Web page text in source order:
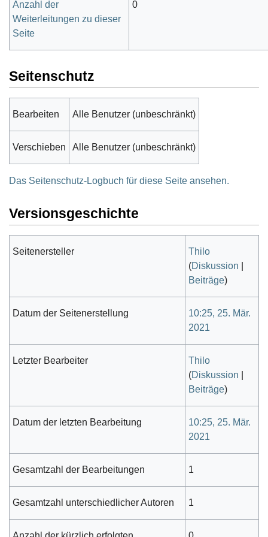
Anzahl der
Weiterleitungen zu dieser
Seite
0
Seitenschutz
Bearbeiten Alle Benutzer (unbeschränkt)
Verschieben Alle Benutzer (unbeschränkt)
Das Seitenschutz-Logbuch für diese Seite ansehen.
Versionsgeschichte
Seitenersteller
Thilo
(Diskussion
Beiträge)
Datum der Seitenerstellung
10:25, 25. Mär.
2021
Letzter Bearbeiter
Thilo
(Diskussion
Beiträge)
Datum der letzten Bearbeitung
10:25, 25. Mär.
2021
Gesamtzahl der Bearbeitungen 1
Gesamtzahl unterschiedlicher Autoren 1